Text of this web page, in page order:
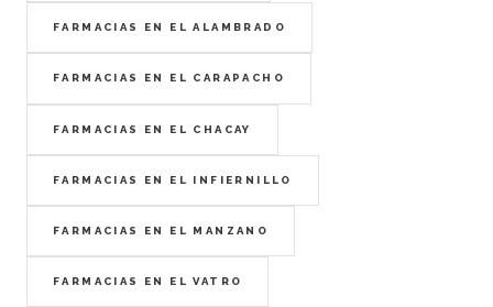
FARMACIAS EN EL ALAMBRADO
FARMACIAS EN EL CARAPACHO
FARMACIAS EN EL CHACAY
FARMACIAS EN EL INFIERNILLO
FARMACIAS EN EL MANZANO
FARMACIAS EN EL VATRO